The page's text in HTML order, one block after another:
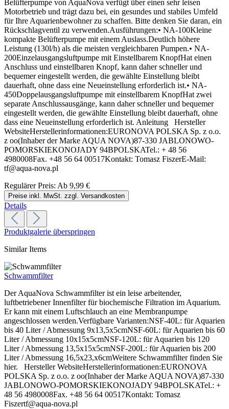
Belüfterpumpe von AquaNova verfügt über einen sehr leisen
Motorbetrieb und trägt dazu bei, ein gesundes und stabiles Umfeld
für Ihre Aquarienbewohner zu schaffen. Bitte denken Sie daran, ein
Rückschlagventil zu verwenden.Ausführungen:• NA-100Kleine
kompakte Belüfterpumpe mit einem Auslass.Deutlich höhere
Leistung (130l/h) als die meisten vergleichbaren Pumpen.• NA-
200Einzelausgangsluftpumpe mit Einstellbarem KnopfHat einen
Anschluss und einstellbaren Knopf, kann daher schneller und
bequemer eingestellt werden, die gewählte Einstellung bleibt
dauerhaft, ohne dass eine Neueinstellung erforderlich ist.• NA-
450Doppelausgangsluftpumpe mit einstellbarem KnopfHat zwei
separate Anschlussausgänge, kann daher schneller und bequemer
eingestellt werden, die gewählte Einstellung bleibt dauerhaft, ohne
dass eine Neueinstellung erforderlich ist. Anleitung Hersteller
WebsiteHerstellerinformationen:EURONOVA POLSKA Sp. z o.o.
z oo(Inhaber der Marke AQUA NOVA)87-330 JABLONOWO-
POMORSKIEKONOJADY 94BPOLSKATel.: + 48 56
4980008Fax. +48 56 64 00517Kontakt: Tomasz FiszerE-Mail:
tf@aqua-nova.pl
Regulärer Preis: Ab 9,99 €
Preise inkl. MwSt. zzgl. Versandkosten
Details
Produktgalerie überspringen
Similar Items
Schwammfilter
Der AquaNova Schwammfilter ist ein leise arbeitender,
luftbetriebener Innenfilter für biochemische Filtration im Aquarium.
Er kann mit einem Luftschlauch an eine Membranpumpe
angeschlossen werden.Verfügbare Varianten:NSF-40L: für Aquarien
bis 40 Liter / Abmessung 9x13,5x5cmNSF-60L: für Aquarien bis 60
Liter / Abmessung 10x15x5cmNSF-120L: für Aquarien bis 120
Liter / Abmessung 13,5x15x5cmNSF-200L: für Aquarien bis 200
Liter / Abmessung 16,5x23,x6cmWeitere Schwammfilter finden Sie
hier. Hersteller WebsiteHerstellerinformationen:EURONOVA
POLSKA Sp. z o.o. z oo(Inhaber der Marke AQUA NOVA)87-330
JABLONOWO-POMORSKIEKONOJADY 94BPOLSKATel.: +
48 56 4980008Fax. +48 56 64 00517Kontakt: Tomasz
Fiszertf@aqua-nova.pl